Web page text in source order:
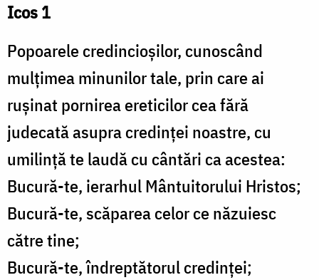
Icos 1
Popoarele credincioșilor, cunoscând
mulțimea minunilor tale, prin care ai
rușinat pornirea ereticilor cea fără
judecată asupra credinței noastre, cu
umilință te laudă cu cântări ca acestea:
Bucură-te, ierarhul Mântuitorului Hristos;
Bucură-te, scăparea celor ce năzuiesc
către tine;
Bucură-te, îndreptătorul credinței;